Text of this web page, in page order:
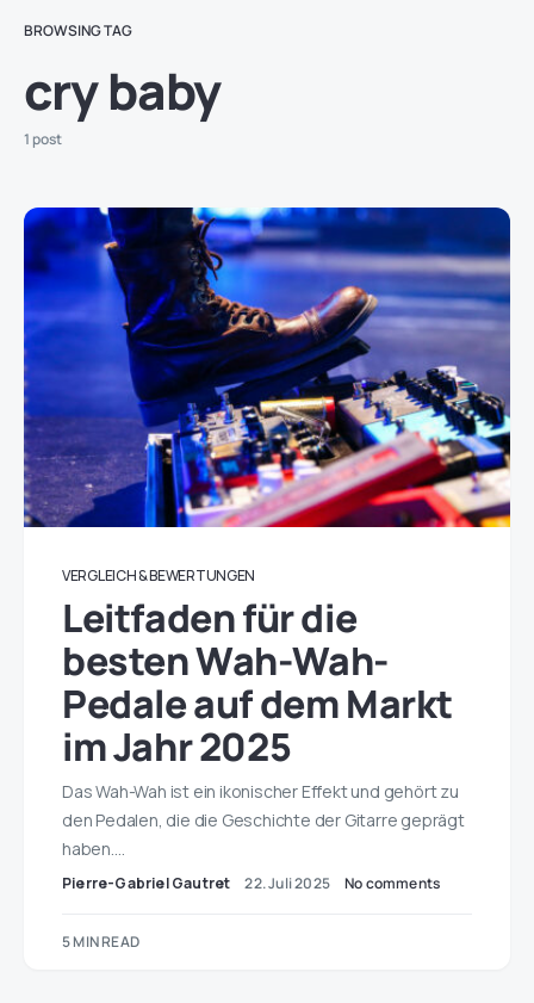
BROWSING TAG
cry baby
1 post
VERGLEICH & BEWERTUNGEN
Leitfaden für die
besten Wah-Wah-
Pedale auf dem Markt
im Jahr 2025
Das Wah-Wah ist ein ikonischer Effekt und gehört zu
den Pedalen, die die Geschichte der Gitarre geprägt
haben.…
Pierre-Gabriel Gautret 22. Juli 2025 No comments
5 MIN READ